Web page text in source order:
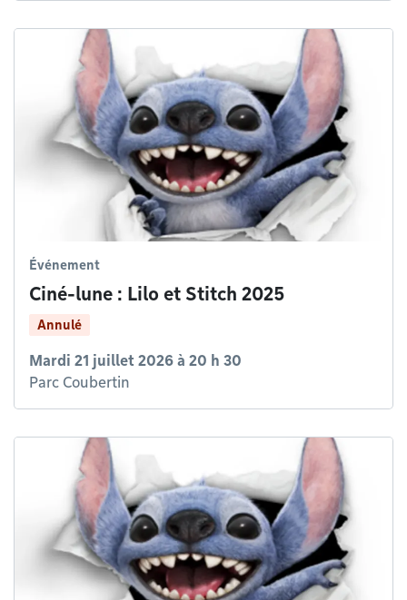
Événement
Ciné-lune : Lilo et Stitch 2025
Annulé
Mardi 21 juillet 2026 à 20 h 30
Parc Coubertin